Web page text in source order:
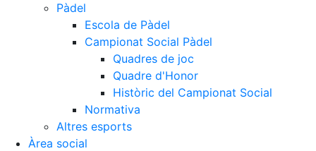
Pàdel
Escola de Pàdel
Campionat Social Pàdel
Quadres de joc
Quadre d'Honor
Històric del Campionat Social
Normativa
Altres esports
Àrea social